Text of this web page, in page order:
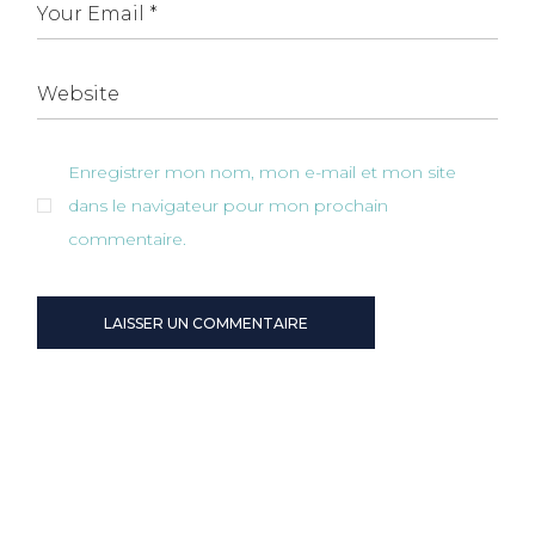
Enregistrer mon nom, mon e-mail et mon site
dans le navigateur pour mon prochain
commentaire.
LAISSER UN COMMENTAIRE